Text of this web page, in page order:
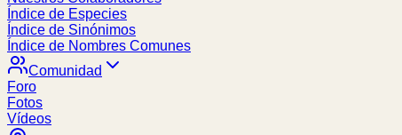
Índice de Especies
Índice de Sinónimos
Índice de Nombres Comunes
Comunidad
Foro
Fotos
Vídeos